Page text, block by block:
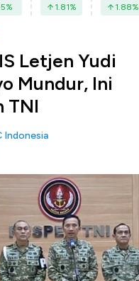
% 1.81% 1.88%
Letjen Yudi
Mundur, Ini
TNI
Indonesia